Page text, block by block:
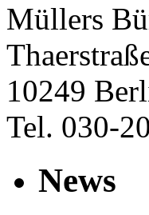
Müllers
10249
Tel. 030-
News